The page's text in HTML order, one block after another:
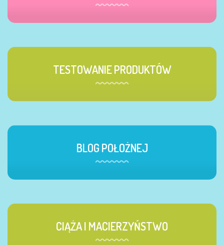
TESTOWANIE PRODUKTÓW
BLOG POŁOŻNEJ
CIĄŻA I MACIERZYŃSTWO